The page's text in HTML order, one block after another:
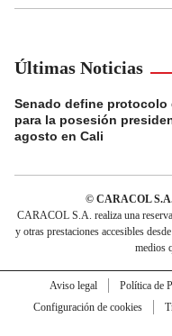
Últimas Noticias
Senado define protocolo
para la posesión
agosto en Cali
© CARACOL S.A.
CARACOL S.A. realiza una
y otras prestaciones accesibles
medios
Aviso legal Política de
Configuración de cookies